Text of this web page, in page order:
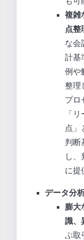
複雑
点整
な会
計基
例や
整理
プロ
「
点」
判断
し、
に提
データ分
膨大
識、
ぶ取